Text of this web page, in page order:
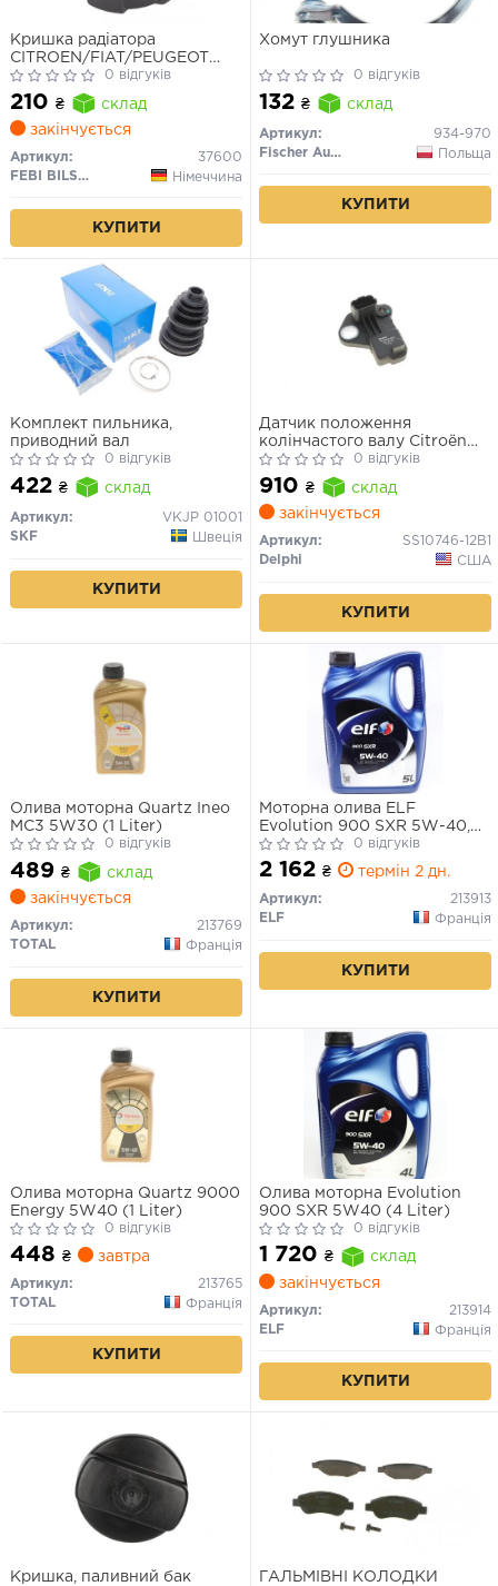
Кришка радіатора
CITROEN/FIAT/PEUGEOT
"00>>
0 відгуків
210 ₴
склад
закінчується
Артикул:
37600
FEBI BILSTEIN
Німеччина
КУПИТИ
Хомут глушника
0 відгуків
132 ₴ склад
Артикул:
934-970
Fischer Automotive One (FA1)
Польща
КУПИТИ
Комплект пильника,
приводний вал
0 відгуків
422 ₴ склад
Артикул:
VKJP 01001
SKF
Швеція
КУПИТИ
Датчик положення
колінчастого валу Citroën
Berlingo, C3, C4, C5; Ford
Fiesta, Focus, Galaxy, Mondeo
2001→
0 відгуків
910 ₴
склад
закінчується
Артикул:
SS10746-12B1
Delphi
США
КУПИТИ
Олива моторна Quartz Ineo
MC3 5W30 (1 Liter)
0 відгуків
489 ₴
склад
закінчується
Артикул:
213769
TOTAL
Франція
КУПИТИ
Моторна олива ELF
Evolution 900 SXR 5W-40,
5л.
0 відгуків
2 162 ₴ термін 2 дн.
Артикул:
213913
ELF
Франція
КУПИТИ
Олива моторна Quartz 9000
Energy 5W40 (1 Liter)
0 відгуків
448 ₴ завтра
Артикул:
213765
TOTAL
Франція
КУПИТИ
Олива моторна Evolution
900 SXR 5W40 (4 Liter)
0 відгуків
1 720 ₴
склад
закінчується
Артикул:
213914
ELF
Франція
КУПИТИ
Кришка, паливний бак ГАЛЬМІВНІ КОЛОДКИ